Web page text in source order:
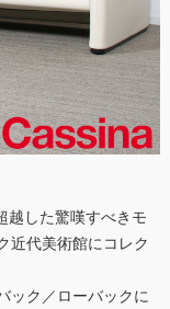
越した驚嘆すべきモ
近代美術館にコレク
ック／ローバックに